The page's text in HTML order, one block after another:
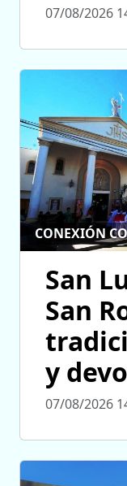
07/08/2026
CONEXIÓN
San
San
y
07/08/2026